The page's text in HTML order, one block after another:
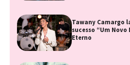
Tawany Camargo
sucesso “Um
Eterno